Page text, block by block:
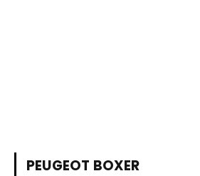
PEUGEOT BOXER